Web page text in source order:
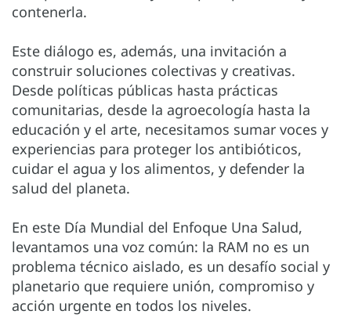
contenerla.
Este diálogo es, además, una invitación a
construir soluciones colectivas y creativas.
Desde políticas públicas hasta prácticas
comunitarias, desde la agroecología hasta la
educación y el arte, necesitamos sumar voces y
experiencias para proteger los antibióticos,
cuidar el agua y los alimentos, y defender la
salud del planeta.
En este Día Mundial del Enfoque Una Salud,
levantamos una voz común: la RAM no es un
problema técnico aislado, es un desafío social y
planetario que requiere unión, compromiso y
acción urgente en todos los niveles.